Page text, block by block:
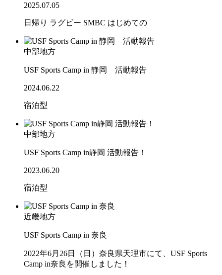
2025.07.05
日帰り ラグビー SMBC はじめての
中部地方
USF Sports Camp in 静岡 活動報告
2024.06.22
宿泊型
中部地方
USF Sports Camp in静岡 活動報告！
2023.06.20
宿泊型
近畿地方
USF Sports Camp in 奈良
2022年6月26日（日）奈良県天理市にて、USF Sports
Camp in奈良を開催しました！